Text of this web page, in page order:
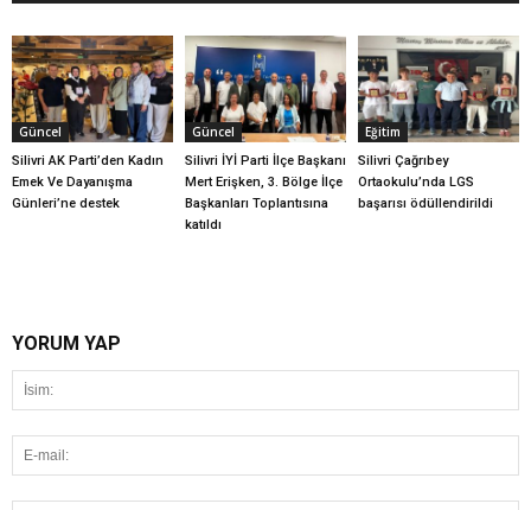
Güncel
Silivri AK Parti’den Kadın
Emek Ve Dayanışma
Günleri’ne destek
Güncel
Silivri İYİ Parti İlçe Başkanı
Mert Erişken, 3. Bölge İlçe
Başkanları Toplantısına
katıldı
Eğitim
Silivri Çağrıbey
Ortaokulu’nda LGS
başarısı ödüllendirildi
YORUM YAP